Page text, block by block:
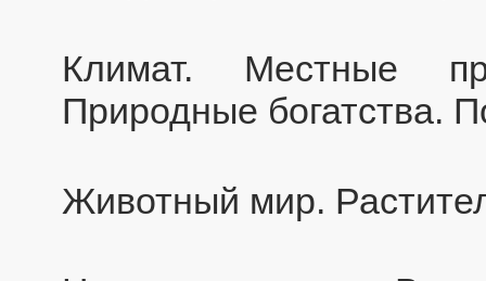
Климат. Местные
Природные богатства.
Животный мир.